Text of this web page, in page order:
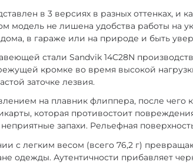
в 3 версиях в разных оттенках,
модель не лишена удобства работы на
в гараже или на природе и быть
стали Sandvik 14C28N
кромке во время высокой
заточке лезвия.
на плавник флиппера, после
которая противостоит
запахи. Рельефная
с легким весом (всего 76,2 г)
одежды. Аутентичности прибавляет